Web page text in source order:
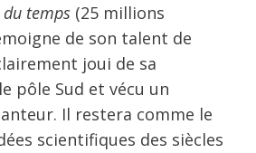
temps (25 millions
de son talent de
joui de sa
pôle Sud et vécu un
Il restera comme le
scientifiques des siècles